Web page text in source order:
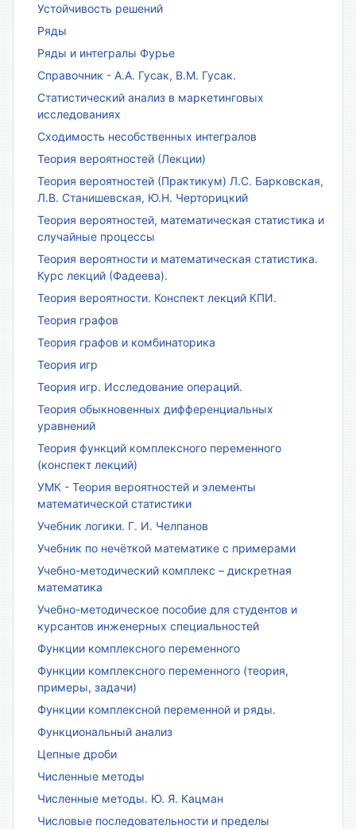
Устойчивость решений
Ряды
Ряды и интегралы Фурье
Справочник - А.А. Гусак, В.М. Гусак.
Статистический анализ в маркетинговых
исследованиях
Сходимость несобственных интегралов
Теория вероятностей (Лекции)
Теория вероятностей (Практикум) Л.С. Барковская,
Л.В. Станишевская, Ю.Н. Черторицкий
Теория вероятностей, математическая статистика и
случайные процессы
Теория вероятности и математическая статистика.
Курс лекций (Фадеева).
Теория вероятности. Конспект лекций КПИ.
Теория графов
Теория графов и комбинаторика
Теория игр
Теория игр. Исследование операций.
Теория обыкновенных дифференциальных
уравнений
Теория функций комплексного переменного
(конспект лекций)
УМК - Теория вероятностей и элементы
математической статистики
Учебник логики. Г. И. Челпанов
Учебник по нечёткой математике с примерами
Учебно-методический комплекс – дискретная
математика
Учебно-методическое пособие для студентов и
курсантов инженерных специальностей
Функции комплексного переменного
Функции комплексного переменного (теория,
примеры, задачи)
Функции комплексной переменной и ряды.
Функциональный анализ
Цепные дроби
Численные методы
Численные методы. Ю. Я. Кацман
Числовые последовательности и пределы